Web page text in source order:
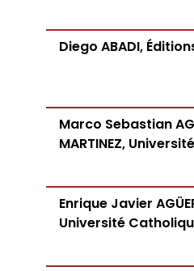
Diego ABADI,
Marco Sebastian
MARTINEZ,
Enrique Javier
Université